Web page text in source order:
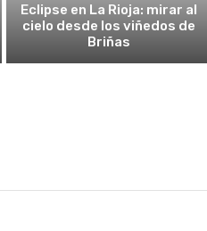
Eclipse en La Rioja: mirar al
cielo desde los viñedos de
Briñas